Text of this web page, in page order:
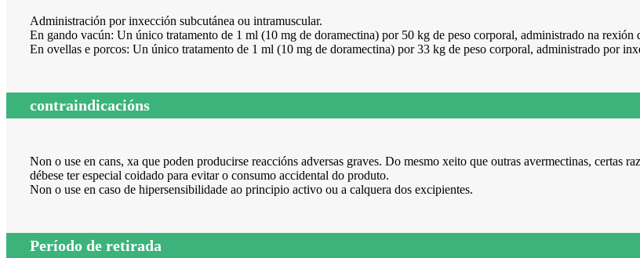
Administración por inxección subcutánea ou intramuscular.
En gando vacún: Un único tratamento de 1 ml (10 mg de doramectina) por 50 kg de peso corporal, administrado na rexión
En ovellas e porcos: Un único tratamento de 1 ml (10 mg de doramectina) por 33 kg de peso corporal, administrado por
contraindicacións
Non o use en cans, xa que poden producirse reaccións adversas graves. Do mesmo xeito que outras avermectinas, certas
débese ter especial coidado para evitar o consumo accidental do produto.
Non o use en caso de hipersensibilidade ao principio activo ou a calquera dos excipientes.
Período de retirada